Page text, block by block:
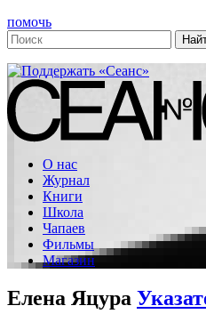
помочь
О нас
Журнал
Книги
Школа
Чапаев
Фильмы
Магазин
Елена Яцура